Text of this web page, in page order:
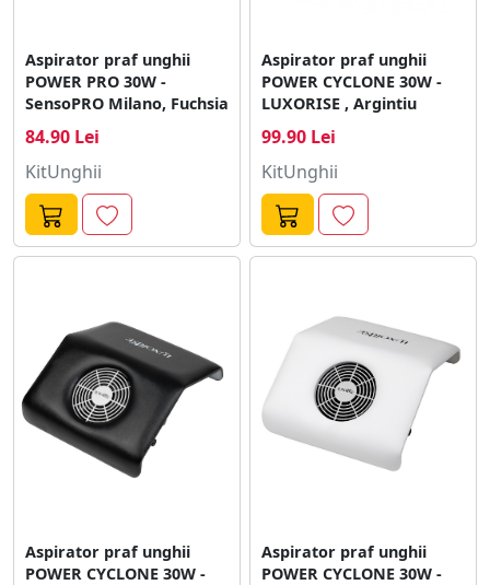
Aspirator praf unghii
POWER PRO 30W -
SensoPRO Milano, Fuchsia
84.90 Lei
KitUnghii
Aspirator praf unghii
POWER CYCLONE 30W -
LUXORISE , Argintiu
99.90 Lei
KitUnghii
Aspirator praf unghii
POWER CYCLONE 30W -
Aspirator praf unghii
POWER CYCLONE 30W -